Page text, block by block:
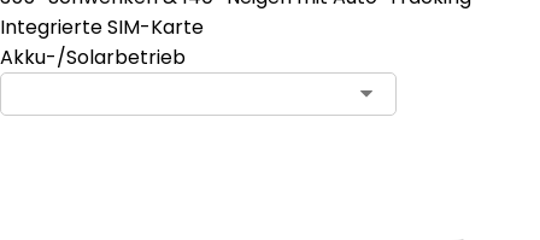
Integrierte SIM-Karte
Akku-/Solarbetrieb